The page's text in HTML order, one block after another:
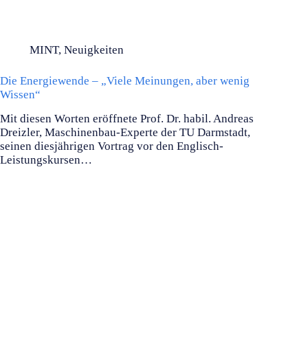
MINT, Neuigkeiten
Die Energiewende – „Viele Meinungen, aber wenig
Wissen“
Mit diesen Worten eröffnete Prof. Dr. habil. Andreas
Dreizler, Maschinenbau-Experte der TU Darmstadt,
seinen diesjährigen Vortrag vor den Englisch-
Leistungskursen…